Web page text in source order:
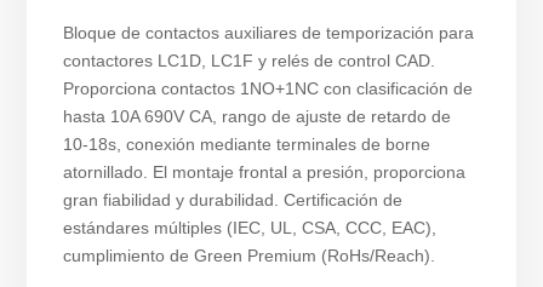
Bloque de contactos auxiliares de temporización para
contactores LC1D, LC1F y relés de control CAD.
Proporciona contactos 1NO+1NC con clasificación de
hasta 10A 690V CA, rango de ajuste de retardo de
10-18s, conexión mediante terminales de borne
atornillado. El montaje frontal a presión, proporciona
gran fiabilidad y durabilidad. Certificación de
estándares múltiples (IEC, UL, CSA, CCC, EAC),
cumplimiento de Green Premium (RoHs/Reach).